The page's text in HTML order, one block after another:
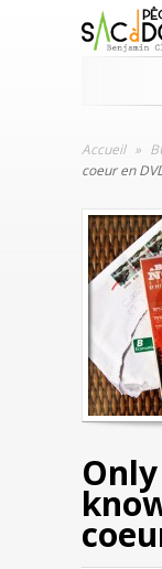
Accueil »
coeur en